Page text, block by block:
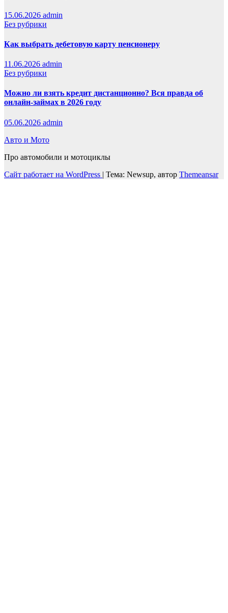
15.06.2026 admin
Без рубрики
Как выбрать дебетовую карту пенсионеру
11.06.2026 admin
Без рубрики
Можно ли взять кредит дистанционно? Вся правда об
онлайн-займах в 2026 году
05.06.2026 admin
Авто и Мото
Про автомобили и мотоциклы
Сайт работает на WordPress | Тема: Newsup, автор Themeansar